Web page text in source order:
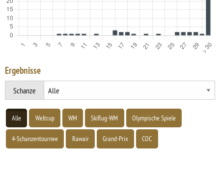
Ergebnisse
Schanze
Alle Weltcup WM Skiflug-WM Olympische Spiele
4-Schanzentournee Rawair Grand-Prix COC